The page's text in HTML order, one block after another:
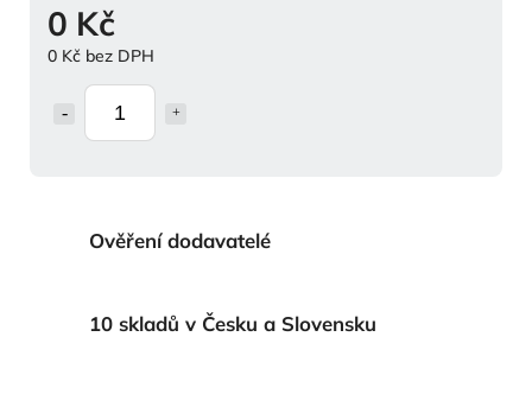
0 Kč
0 Kč bez DPH
Ověření dodavatelé
10 skladů v Česku a Slovensku